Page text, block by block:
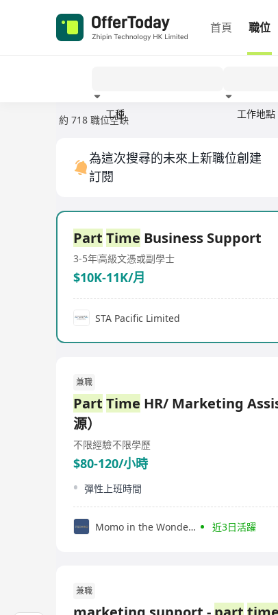
首頁 職位
工種 工作地點
約 718 職位空缺
為這次搜尋的未來上新職位創建
訂閱
Part Time Business Support
3-5年高級文憑或副學士
$10K-11K/月
STA Pacific Limited
兼職
Part Time HR/ Marketing
源）
不限經驗不限學歷
$80-120/小時
彈性上班時間
Momo in the Wonderland 近3日活躍
兼職